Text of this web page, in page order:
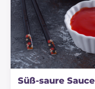
Süß-saure Sauce